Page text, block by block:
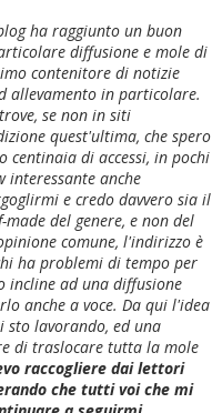
ha raggiunto un buon
diffusione e mole di
contenitore di notizie
allevamento in particolare.
se non in siti
quest'ultima, che spero
centinaia di accessi, in pochi
interessante anche
e credo davvero sia il
del genere, e non del
comune, l'indirizzo è
ha problemi di tempo per
incline ad una diffusione
anche a voce. Da qui l'idea
sto lavorando, ed una
di traslocare tutta la mole
raccogliere dai lettori
che tutti voi che mi